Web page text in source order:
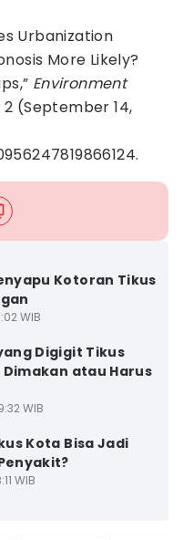
Urbanization
More Likely?
Environment
2 (September 14,
Kotoran Tikus
WIB
Digigit Tikus
Dimakan atau Harus
WIB
Kota Bisa Jadi
WIB